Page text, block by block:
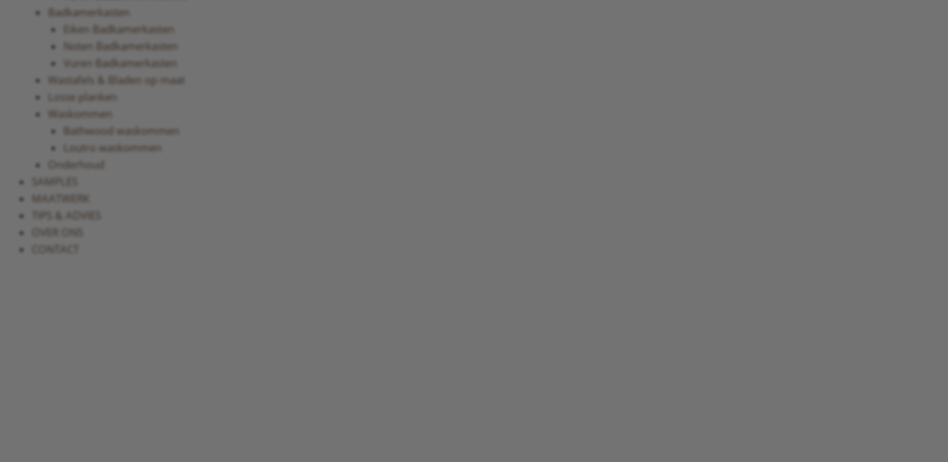
Badkamerkasten
Eiken Badkamerkasten
Noten Badkamerkasten
Vuren Badkamerkasten
Wastafels & Bladen op maat
Losse planken
Waskommen
Bathwood waskommen
Loutro waskommen
Onderhoud
SAMPLES
MAATWERK
TIPS & ADVIES
OVER ONS
CONTACT